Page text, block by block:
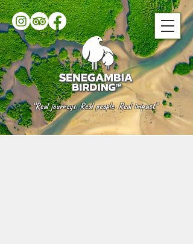
“Real journeys. Real people. Real impact"